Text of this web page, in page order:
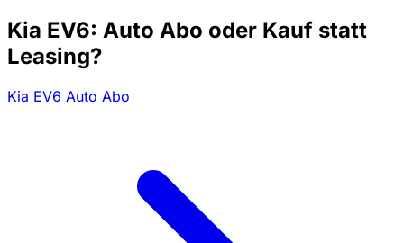
Kia EV6: Auto Abo oder Kauf statt
Leasing?
Kia EV6 Auto Abo